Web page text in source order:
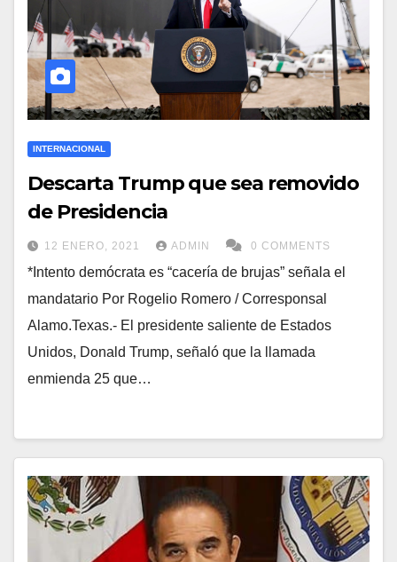
INTERNACIONAL
Descarta Trump que sea removido
de Presidencia
12 ENERO, 2021 ADMIN 0 COMMENTS
*Intento demócrata es “cacería de brujas” señala el
mandatario Por Rogelio Romero / Corresponsal
Alamo.Texas.- El presidente saliente de Estados
Unidos, Donald Trump, señaló que la llamada
enmienda 25 que…